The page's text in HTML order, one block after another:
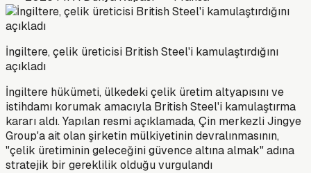
İngiltere, çelik üreticisi British Steel'i kamulaştırdığını
açıkladı
İngiltere hükümeti, ülkedeki çelik üretim altyapısını ve
istihdamı korumak amacıyla British Steel'i kamulaştırma
kararı aldı. Yapılan resmi açıklamada, Çin merkezli Jingye
Group'a ait olan şirketin mülkiyetinin devralınmasının,
"çelik üretiminin geleceğini güvence altına almak" adına
stratejik bir gereklilik olduğu vurgulandı